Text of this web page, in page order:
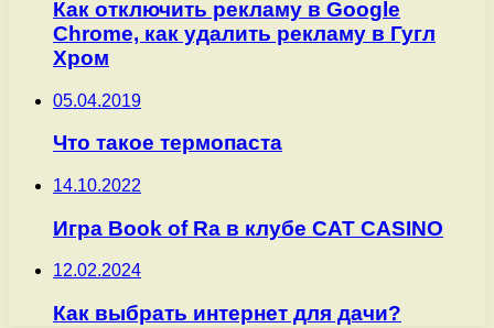
Как отключить рекламу в Google
Chrome, как удалить рекламу в Гугл
Хром
05.04.2019
Что такое термопаста
14.10.2022
Игра Book of Ra в клубе CAT CASINO
12.02.2024
Как выбрать интернет для дачи?